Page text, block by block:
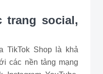
trang social,
TikTok Shop là khả
các nền tảng mạng